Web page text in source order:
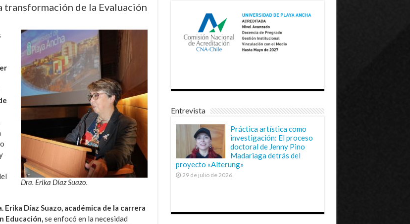
transformación de la Evaluación
Dra. Erika Díaz Suazo.
Erika Díaz Suazo, académica de la carrera
Educación, se enfocó en la necesidad
Entrevista
Práctica artística como
investigación: El proceso
doctoral de Jenny Pino
Madariaga detrás del
proyecto «Alterung»
29 de julio de 2026